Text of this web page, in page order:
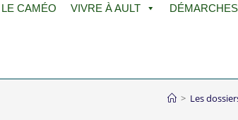
LE CAMÉO VIVRE À AULT DÉMARCHES
> Les